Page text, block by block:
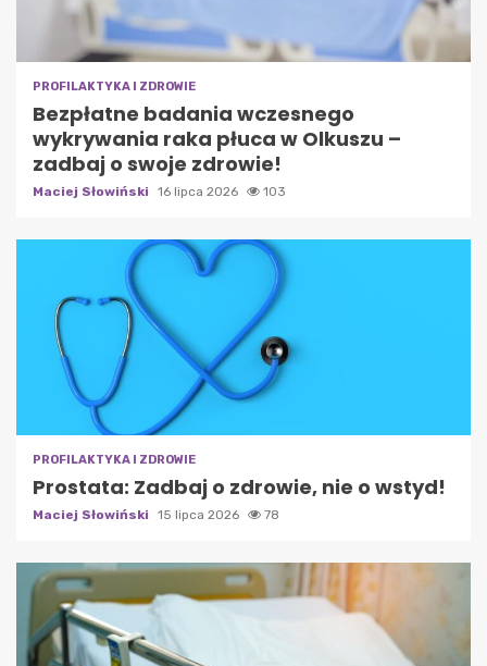
PROFILAKTYKA I ZDROWIE
Bezpłatne badania wczesnego
wykrywania raka płuca w Olkuszu –
zadbaj o swoje zdrowie!
Maciej Słowiński 16 lipca 2026 103
PROFILAKTYKA I ZDROWIE
Prostata: Zadbaj o zdrowie, nie o wstyd!
Maciej Słowiński 15 lipca 2026 78